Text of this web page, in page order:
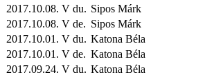
2017.10.08. V du. Sipos Márk
2017.10.08. V de. Sipos Márk
2017.10.01. V du. Katona Béla
2017.10.01. V de. Katona Béla
2017.09.24. V du. Katona Béla